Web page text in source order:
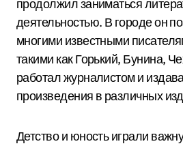
продолжил заниматься
деятельностью. В городе он
многими известными
такими как Горький, Бунина,
работал журналистом и
произведения в различных
Детство и юность играли